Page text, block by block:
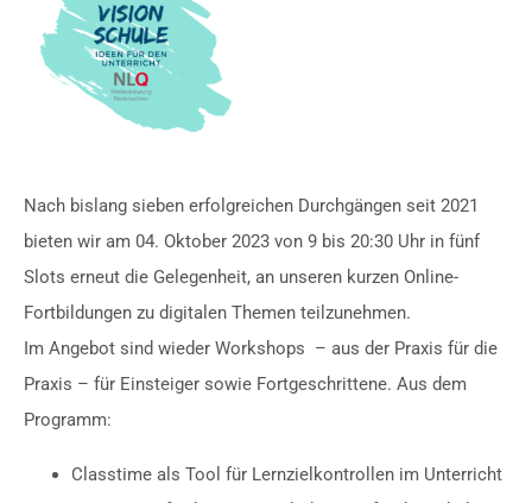
Nach bislang sieben erfolgreichen Durchgängen seit 2021
bieten wir am 04. Oktober 2023 von 9 bis 20:30 Uhr in fünf
Slots erneut die Gelegenheit, an unseren kurzen Online-
Fortbildungen zu digitalen Themen teilzunehmen.
Im Angebot sind wieder Workshops – aus der Praxis für die
Praxis – für Einsteiger sowie Fortgeschrittene. Aus dem
Programm:
Classtime als Tool für Lernzielkontrollen im Unterricht